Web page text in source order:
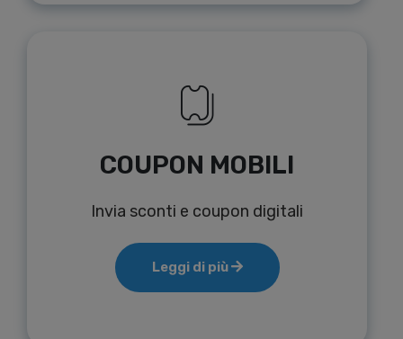
COUPON MOBILI
Invia sconti e coupon digitali
Leggi di più